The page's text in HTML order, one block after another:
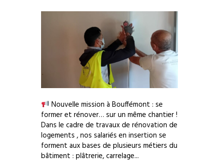
Nouvelle mission à Bouffémont : se
former et rénover… sur un même chantier !
Dans le cadre de travaux de rénovation de
logements , nos salariés en insertion se
forment aux bases de plusieurs métiers du
bâtiment : plâtrerie, carrelage...